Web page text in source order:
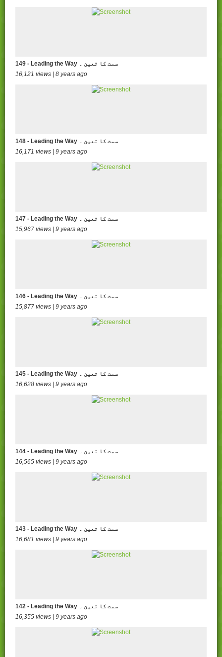
149 - Leading the Way سمت کا تعین ۔
16,121 views | 8 years ago
148 - Leading the Way سمت کا تعین ۔
16,171 views | 9 years ago
147 - Leading the Way سمت کا تعین ۔
15,967 views | 9 years ago
146 - Leading the Way سمت کا تعین ۔
15,877 views | 9 years ago
145 - Leading the Way سمت کا تعین ۔
16,628 views | 9 years ago
144 - Leading the Way سمت کا تعین ۔
16,565 views | 9 years ago
143 - Leading the Way سمت کا تعین ۔
16,681 views | 9 years ago
142 - Leading the Way سمت کا تعین ۔
16,355 views | 9 years ago